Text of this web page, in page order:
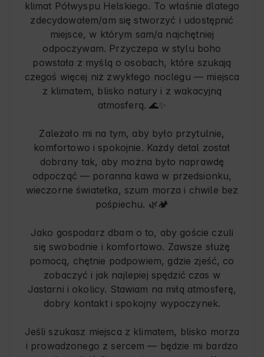
klimat Półwyspu Helskiego. To właśnie dlatego
zdecydowałem/am się stworzyć i udostępnić
miejsce, w którym sam/a najchętniej
odpoczywam. Przyczepa w stylu boho
powstała z myślą o osobach, które szukają
czegoś więcej niż zwykłego noclegu — miejsca
z klimatem, blisko natury i z wakacyjną
atmosferą. 🌊✨
Zależało mi na tym, aby było przytulnie,
komfortowo i spokojnie. Każdy detal został
dobrany tak, aby można było naprawdę
odpocząć — poranna kawa w przedsionku,
wieczorne światełka, szum morza i chwile bez
pośpiechu. 🌿🏕️
Jako gospodarz dbam o to, aby goście czuli
się swobodnie i komfortowo. Zawsze służę
pomocą, chętnie podpowiem, gdzie zjeść, co
zobaczyć i jak najlepiej spędzić czas w
Jastarni i okolicy. Stawiam na miłą atmosferę,
dobry kontakt i spokojny wypoczynek.
Jeśli szukasz miejsca z klimatem, blisko morza
i prowadzonego z sercem — będzie mi bardzo